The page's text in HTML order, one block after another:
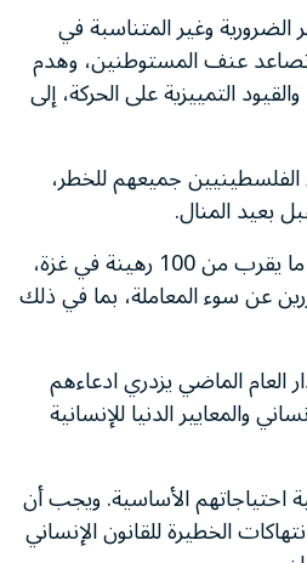
وغير المتناسبة في
تصاعد عنف المستوطنين، وهدم
التمييزية على الحركة، إلى
جميعهم للخطر،
بعيد المنال.
وفي الوقت نفسه، لا يزال ما يقرب من 100 رهينة في غزة،
عن سوء المعاملة، بما في ذلك
الماضي يزدري ادعاءهم
والمعايير الدنيا للإنسانية
احتياجاتهم الأساسية. ويجب أن
الخطيرة للقانون الإنساني